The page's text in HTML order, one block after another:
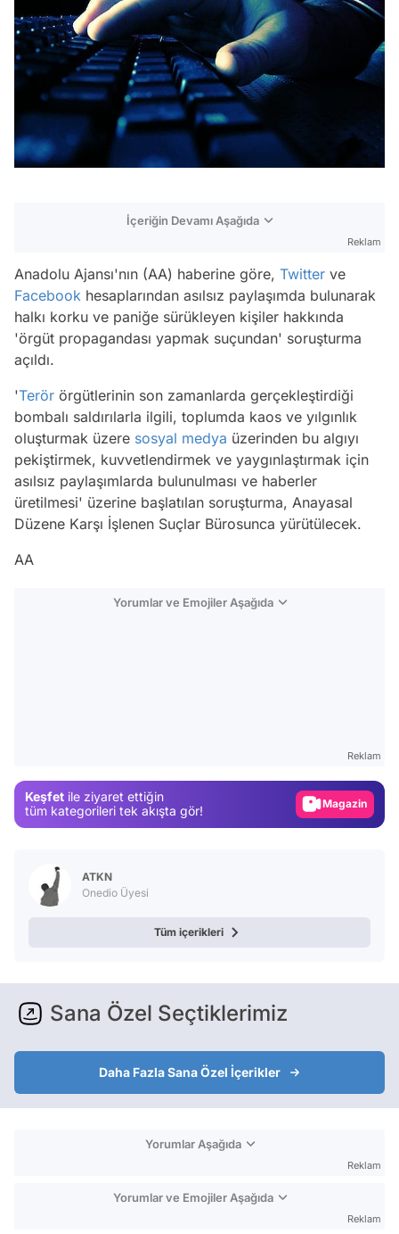
İçeriğin Devamı Aşağıda
Reklam
Anadolu Ajansı'nın (AA) haberine göre, Twitter ve
Facebook hesaplarından asılsız paylaşımda bulunarak
halkı korku ve paniğe sürükleyen kişiler hakkında
'örgüt propagandası yapmak suçundan' soruşturma
açıldı.
'Terör örgütlerinin son zamanlarda gerçekleştirdiği
bombalı saldırılarla ilgili, toplumda kaos ve yılgınlık
oluşturmak üzere sosyal medya üzerinden bu algıyı
pekiştirmek, kuvvetlendirmek ve yaygınlaştırmak için
asılsız paylaşımlarda bulunulması ve haberler
üretilmesi' üzerine başlatılan soruşturma, Anayasal
Düzene Karşı İşlenen Suçlar Bürosunca yürütülecek.
AA
Yorumlar ve Emojiler Aşağıda
Reklam
Keşfet ile ziyaret ettiğin
tüm kategorileri tek akışta gör!
Magazin
ATKN
Onedio Üyesi
Tüm içerikleri
Sana Özel Seçtiklerimiz
Daha Fazla Sana Özel İçerikler
Yorumlar Aşağıda
Reklam
Yorumlar ve Emojiler Aşağıda
Reklam